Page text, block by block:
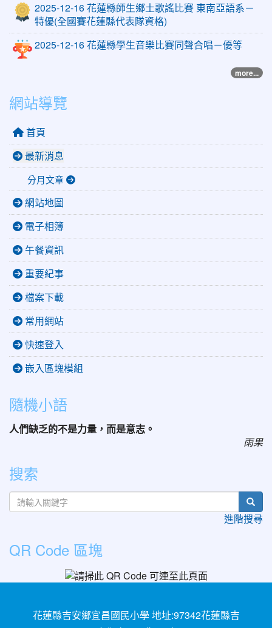
2025-12-16 花蓮縣師生鄉土歌謠比賽 東南亞語系－
特優(全國賽花蓮縣代表隊資格)
2025-12-16 花蓮縣學生音樂比賽同聲合唱－優等
more...
網站導覽
首頁
最新消息
分月文章
網站地圖
電子相簿
午餐資訊
重要紀事
檔案下載
常用網站
快速登入
嵌入區塊模組
隨機小語
人們缺乏的不是力量，而是意志。
雨果
搜索
進階搜尋
QR Code 區塊
花蓮縣吉安鄉宜昌國民小學 地址:97342花蓮縣吉